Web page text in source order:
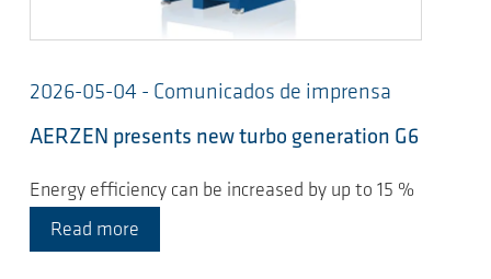
2026-05-04 - Comunicados de imprensa
AERZEN presents new turbo generation G6
Energy efficiency can be increased by up to 15 %
Read more